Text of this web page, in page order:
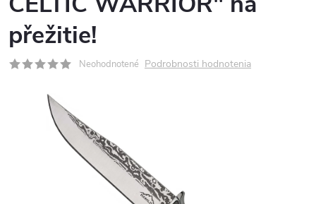
přežitie!
Neohodnotené Podrobnosti hodnotenia